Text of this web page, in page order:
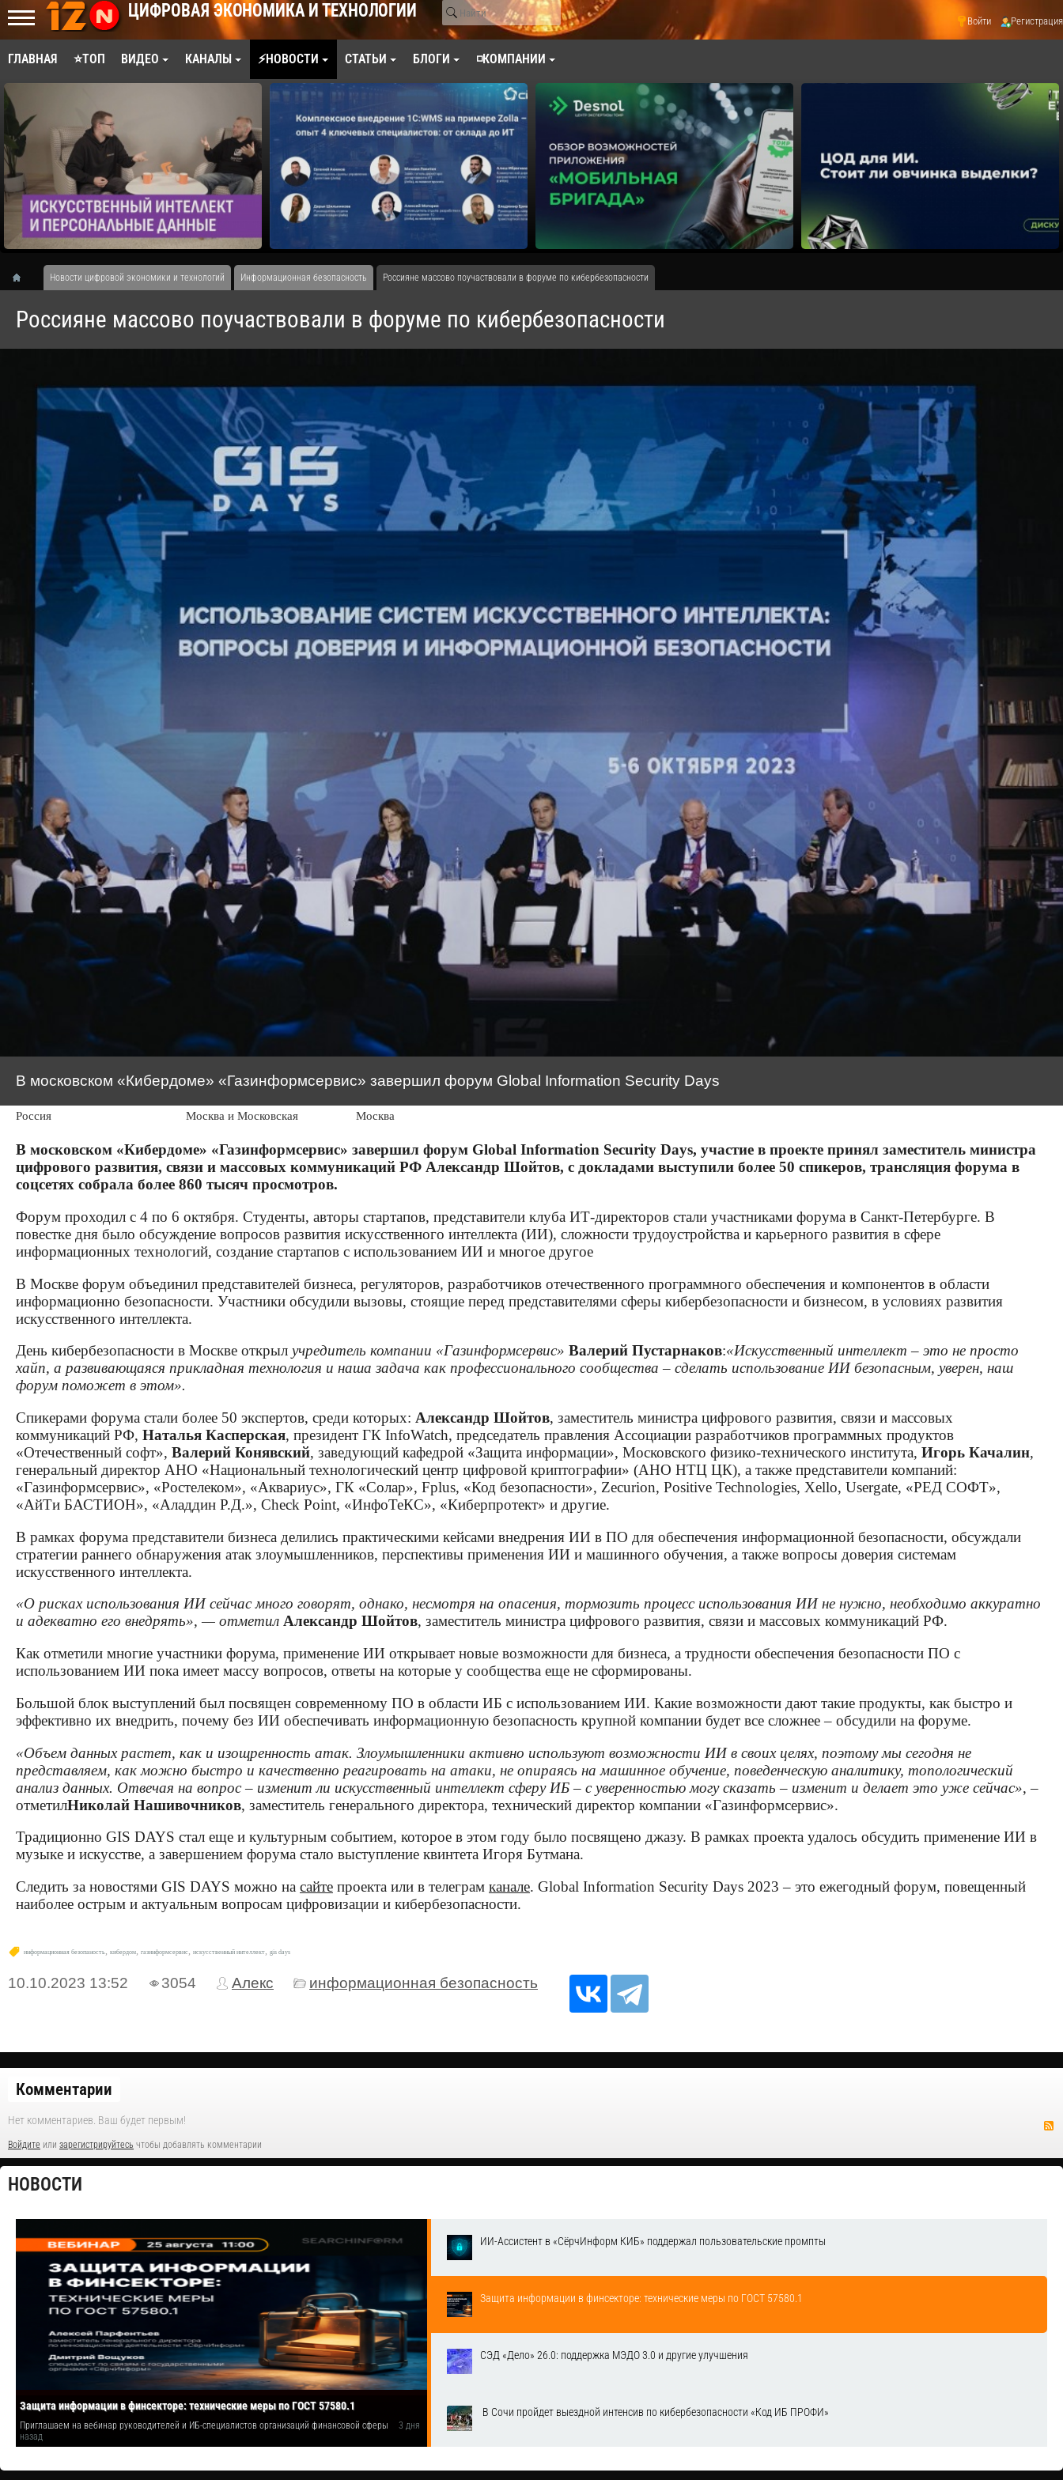
ЦИФРОВАЯ ЭКОНОМИКА И ТЕХНОЛОГИИ Войти Регистрация
ГЛАВНАЯ ⭐ТОП ВИДЕО КАНАЛЫ ⚡НОВОСТИ СТАТЬИ БЛОГИ ◽КОМПАНИИ
Новости цифровой экономики и технологий Информационная безопасность Россияне массово поучаствовали в форуме по кибербезопасности
Россияне массово поучаствовали в форуме по кибербезопасности
В московском «Кибердоме» «Газинформсервис» завершил форум Global Information Security Days
Россия
Москва и Московская
Москва
В московском «Кибердоме» «Газинформсервис» завершил форум Global Information Security Days, участие в проекте принял заместитель министра
цифрового развития, связи и массовых коммуникаций РФ Александр Шойтов, с докладами выступили более 50 спикеров, трансляция форума в
соцсетях собрала более 860 тысяч просмотров.
Форум проходил с 4 по 6 октября. Студенты, авторы стартапов, представители клуба ИТ-директоров стали участниками форума в Санкт-Петербурге. В
повестке дня было обсуждение вопросов развития искусственного интеллекта (ИИ), сложности трудоустройства и карьерного развития в сфере
информационных технологий, создание стартапов с использованием ИИ и многое другое
В Москве форум объединил представителей бизнеса, регуляторов, разработчиков отечественного программного обеспечения и компонентов в области
информационно безопасности. Участники обсудили вызовы, стоящие перед представителями сферы кибербезопасности и бизнесом, в условиях развития
искусственного интеллекта.
День кибербезопасности в Москве открыл учредитель компании «Газинформсервис» Валерий Пустарнаков:«Искусственный интеллект – это не просто
хайп, а развивающаяся прикладная технология и наша задача как профессионального сообщества – сделать использование ИИ безопасным, уверен, наш
форум поможет в этом».
Спикерами форума стали более 50 экспертов, среди которых: Александр Шойтов, заместитель министра цифрового развития, связи и массовых
коммуникаций РФ, Наталья Касперская, президент ГК InfoWatch, председатель правления Ассоциации разработчиков программных продуктов
«Отечественный софт», Валерий Конявский, заведующий кафедрой «Защита информации», Московского физико-технического института, Игорь Качалин,
генеральный директор АНО «Национальный технологический центр цифровой криптографии» (АНО НТЦ ЦК), а также представители компаний:
«Газинформсервис», «Ростелеком», «Аквариус», ГК «Солар», Fplus, «Код безопасности», Zecurion, Positive Technologies, Xello, Usergate, «РЕД СОФТ»,
«АйТи БАСТИОН», «Аладдин Р.Д.», Check Point, «ИнфоТеКС», «Киберпротект» и другие.
В рамках форума представители бизнеса делились практическими кейсами внедрения ИИ в ПО для обеспечения информационной безопасности, обсуждали
стратегии раннего обнаружения атак злоумышленников, перспективы применения ИИ и машинного обучения, а также вопросы доверия системам
искусственного интеллекта.
«О рисках использования ИИ сейчас много говорят, однако, несмотря на опасения, тормозить процесс использования ИИ не нужно, необходимо аккуратно
и адекватно его внедрять», — отметил Александр Шойтов, заместитель министра цифрового развития, связи и массовых коммуникаций РФ.
Как отметили многие участники форума, применение ИИ открывает новые возможности для бизнеса, а трудности обеспечения безопасности ПО с
использованием ИИ пока имеет массу вопросов, ответы на которые у сообщества еще не сформированы.
Большой блок выступлений был посвящен современному ПО в области ИБ с использованием ИИ. Какие возможности дают такие продукты, как быстро и
эффективно их внедрить, почему без ИИ обеспечивать информационную безопасность крупной компании будет все сложнее – обсудили на форуме.
«Объем данных растет, как и изощренность атак. Злоумышленники активно используют возможности ИИ в своих целях, поэтому мы сегодня не
представляем, как можно быстро и качественно реагировать на атаки, не опираясь на машинное обучение, поведенческую аналитику, топологический
анализ данных. Отвечая на вопрос – изменит ли искусственный интеллект сферу ИБ – с уверенностью могу сказать – изменит и делает это уже сейчас», –
отметилНиколай Нашивочников, заместитель генерального директора, технический директор компании «Газинформсервис».
Традиционно GIS DAYS стал еще и культурным событием, которое в этом году было посвящено джазу. В рамках проекта удалось обсудить применение ИИ в
музыке и искусстве, а завершением форума стало выступление квинтета Игоря Бутмана.
Следить за новостями GIS DAYS можно на сайте проекта или в телеграм канале. Global Information Security Days 2023 – это ежегодный форум, повещенный
наиболее острым и актуальным вопросам цифровизации и кибербезопасности.
информационная безопаность, кибердом, газинформсервис, искусственный интеллект, gis days
10.10.2023 13:52 3054 Алекс информационная безопасность
Комментарии
Нет комментариев. Ваш будет первым!
Войдите или зарегистрируйтесь чтобы добавлять комментарии
НОВОСТИ
Защита информации в финсекторе: технические меры по ГОСТ 57580.1
Приглашаем на вебинар руководителей и ИБ-специалистов организаций финансовой сферы
3 дня
назад
ИИ-Ассистент в «СёрчИнформ КИБ» поддержал пользовательские промпты
Защита информации в финсекторе: технические меры по ГОСТ 57580.1
СЭД «Дело» 26.0: поддержка МЭДО 3.0 и другие улучшения
​ В Сочи пройдет выездной интенсив по кибербезопасности «Код ИБ ПРОФИ»